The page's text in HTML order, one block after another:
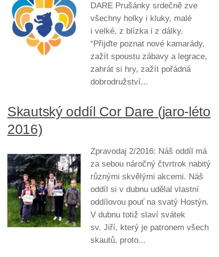
DARE Prušánky srdečně zve
všechny holky i kluky, malé
i velké, z blízka i z dálky.
“Přijďte poznat nové kamarády,
zažít spoustu zábavy a legrace,
zahrát si hry, zažít pořádná
dobrodružství...
Skautský oddíl Cor Dare (jaro-léto
2016)
Zpravodaj 2/2016: Náš oddíl má
za sebou náročný čtvrtrok nabitý
různými skvělými akcemi. Náš
oddíl si v dubnu udělal vlastní
oddílovou pouť na svatý Hostýn.
V dubnu totiž slaví svátek
sv. Jiří, který je patronem všech
skautů, proto...